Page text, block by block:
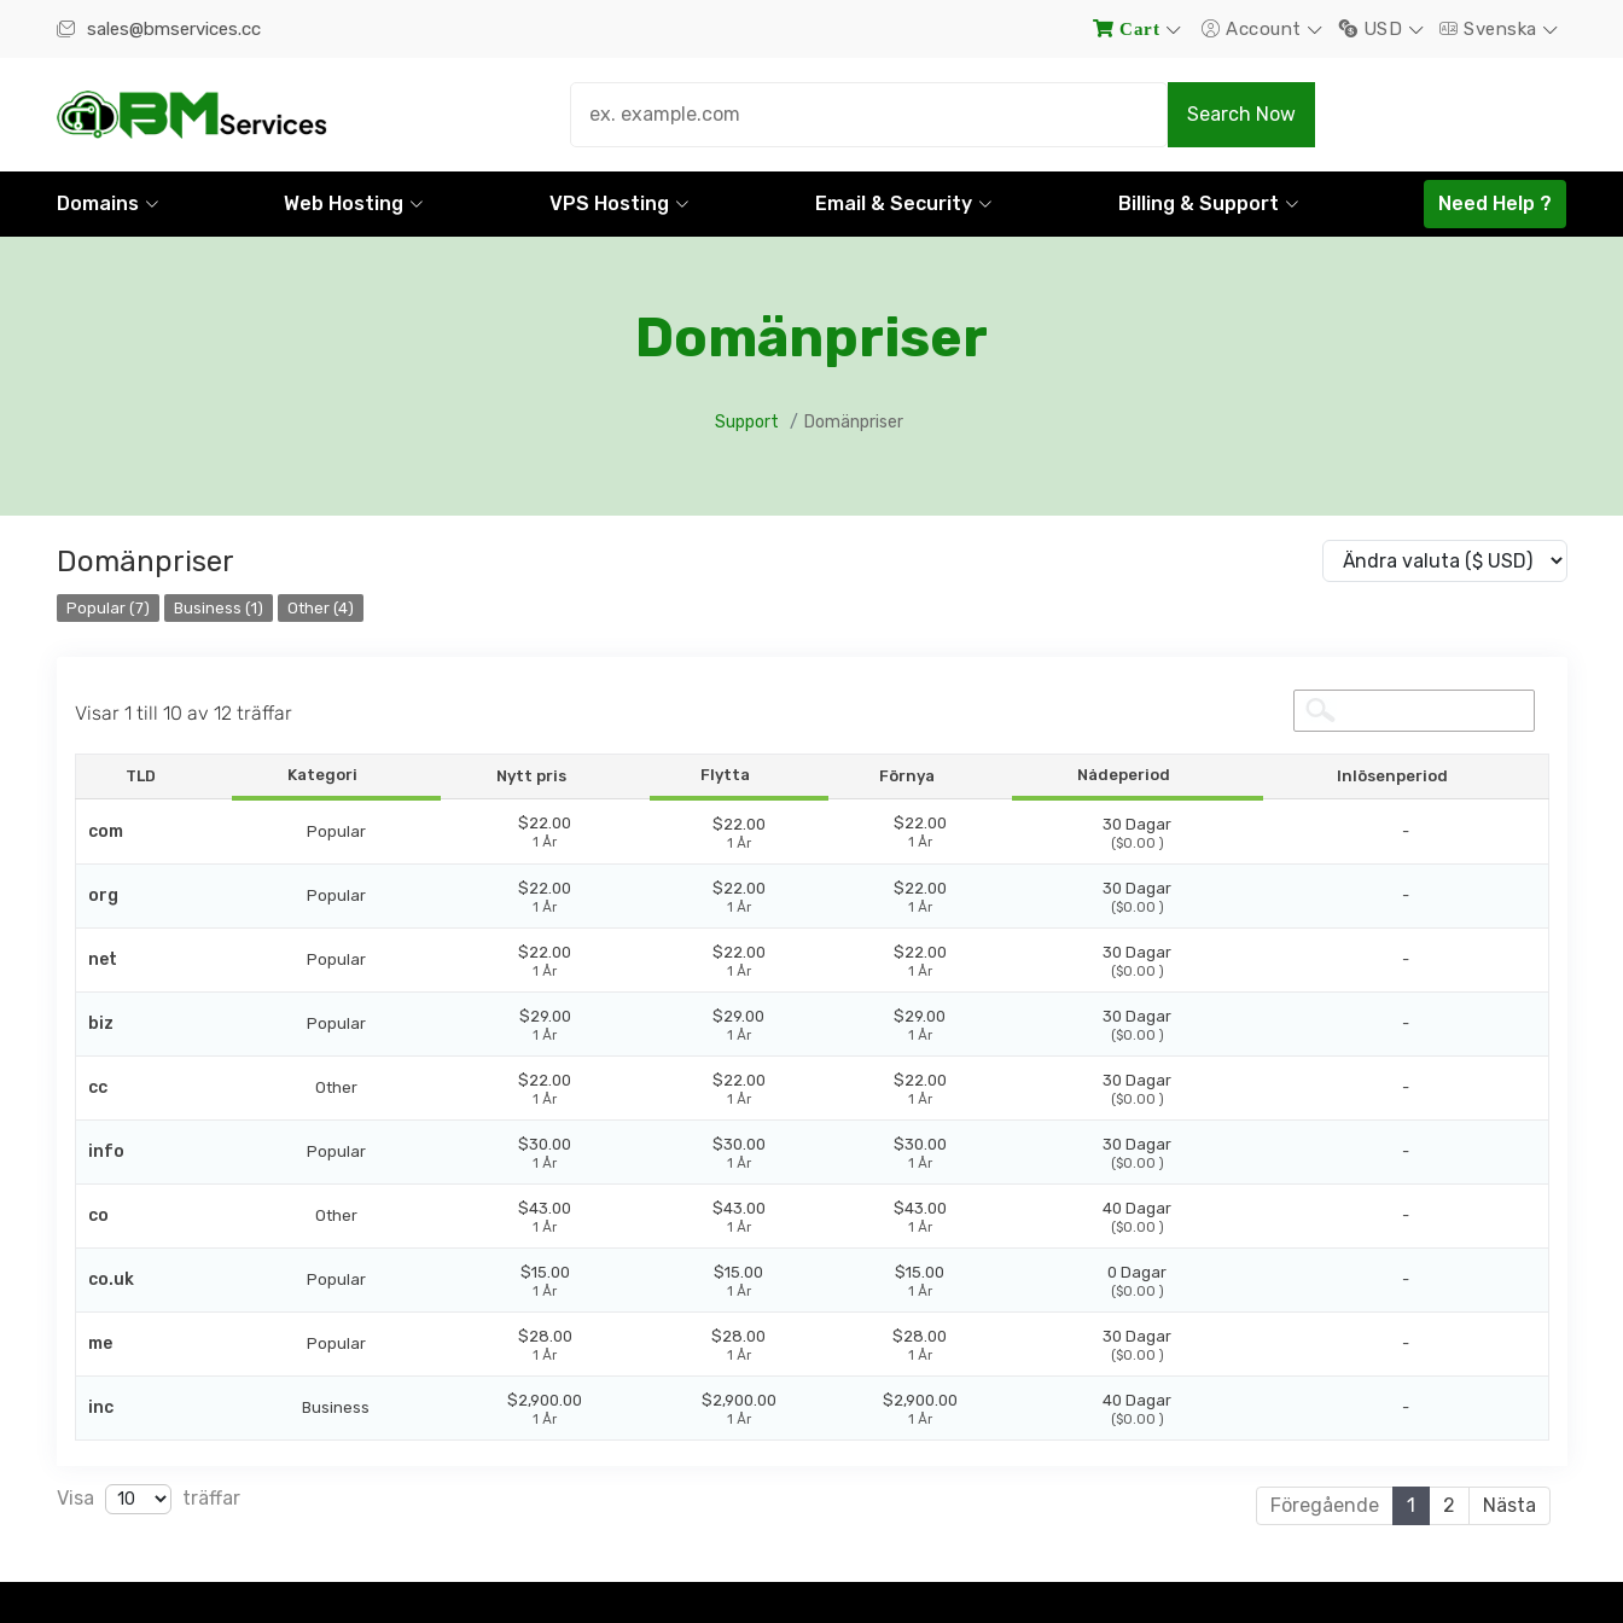
sales@bmservices.cc Cart Account USD Svenska
Search Now
.Com .Net
Domains Web Hosting VPS Hosting Email & Security Billing & Support Need Help ?
Domänpriser
Support Domänpriser
Domänpriser
Popular (7) Business (1) Other (4)
Visar 1 till 10 av 12 träffar
TLD Kategori Nytt pris Flytta Förnya Nådeperiod Inlösenperiod
com Popular $22.00
1 År
$22.00
1 År
$22.00
1 År
30 Dagar
($0.00 )
-
org Popular $22.00
1 År
$22.00
1 År
$22.00
1 År
30 Dagar
($0.00 )
-
net Popular $22.00
1 År
$22.00
1 År
$22.00
1 År
30 Dagar
($0.00 )
-
biz Popular $29.00
1 År
$29.00
1 År
$29.00
1 År
30 Dagar
($0.00 )
-
cc Other $22.00
1 År
$22.00
1 År
$22.00
1 År
30 Dagar
($0.00 )
-
info Popular $30.00
1 År
$30.00
1 År
$30.00
1 År
30 Dagar
($0.00 )
-
co Other $43.00
1 År
$43.00
1 År
$43.00
1 År
40 Dagar
($0.00 )
-
co.uk Popular $15.00
1 År
$15.00
1 År
$15.00
1 År
0 Dagar
($0.00 )
-
me Popular $28.00
1 År
$28.00
1 År
$28.00
1 År
30 Dagar
($0.00 )
-
inc Business $2,900.00
1 År
$2,900.00
1 År
$2,900.00
1 År
40 Dagar
($0.00 )
-
Föregående 1 2 Nästa
Visa träffar